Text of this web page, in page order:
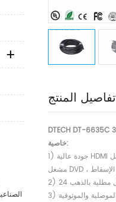
تفاصيل المنتج
خاصية:
والموثوقية